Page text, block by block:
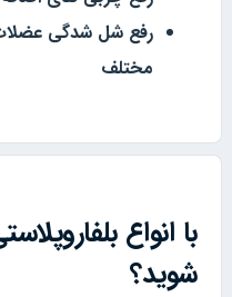
رفع شل شدگی
مختلف
با انواع
شوید؟